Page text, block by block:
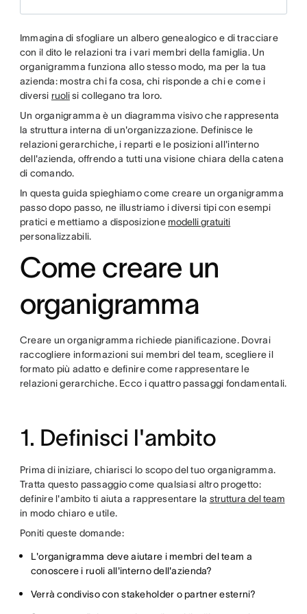
Immagina di sfogliare un albero genealogico e di tracciare
con il dito le relazioni tra i vari membri della famiglia. Un
organigramma funziona allo stesso modo, ma per la tua
azienda: mostra chi fa cosa, chi risponde a chi e come i
diversi ruolisi collegano tra loro.
Un organigramma è un diagramma visivo che rappresenta
la struttura interna di un'organizzazione. Definisce le
relazioni gerarchiche, i reparti e le posizioni all'interno
dell'azienda, offrendo a tutti una visione chiara della catena
di comando.
In questa guida spieghiamo come creare un organigramma
passo dopo passo, ne illustriamo i diversi tipi con esempi
pratici e mettiamo a disposizione modelli gratuiti
personalizzabili.
Come creare un
organigramma
Creare un organigramma richiede pianificazione. Dovrai
raccogliere informazioni sui membri del team, scegliere il
formato più adatto e definire come rappresentare le
relazioni gerarchiche. Ecco i quattro passaggi fondamentali.
1. Definisci l'ambito
Prima di iniziare, chiarisci lo scopo del tuo organigramma.
Tratta questo passaggio come qualsiasi altro progetto:
definire l'ambito ti aiuta a rappresentare la struttura del team
in modo chiaro e utile.
Poniti queste domande:
L'organigramma deve aiutare i membri del team a
conoscere i ruoli all'interno dell'azienda?
Verrà condiviso con stakeholder o partner esterni?